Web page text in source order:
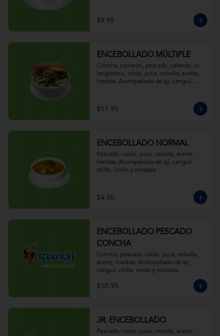
$9.95
ENCEBOLLADO MÚLTIPLE
Concha, camarón, pescado, calamar, un
langostino, caldo, yuca, cebolla, aceite,
hierbas. Acompañado de ají, canguil,
$11.95
ENCEBOLLADO NORMAL
Pescado, caldo, yuca, cebolla, aceite,
hierbas. Acompañado de ají, canguil,
chifle, limón y mostaza.
$4.50
ENCEBOLLADO PESCADO
CONCHA
Concha, pescado, caldo, yuca, cebolla,
aceite, hierbas. Acompañado de ají,
canguil, chifle, limón y mostaza.
$10.95
JR. ENCEBOLLADO
Pescado, caldo, yuca, cebolla, aceite,